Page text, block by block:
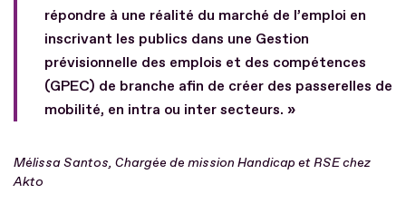
répondre à une réalité du marché de l’emploi en
inscrivant les publics dans une Gestion
prévisionnelle des emplois et des compétences
(GPEC) de branche afin de créer des passerelles de
mobilité, en intra ou inter secteurs. »
Mélissa Santos, Chargée de mission Handicap et RSE chez
Akto